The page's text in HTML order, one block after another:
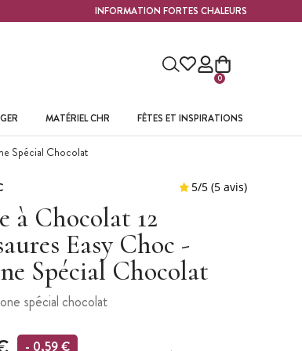
INFORMATION FORTES CHALEURS
0
MATÉRIEL CHR FÊTES ET INSPIRATIONS
Spécial Chocolat
à Chocolat 12
Easy Choc -
Spécial Chocolat
spécial chocolat
- 0,59 €